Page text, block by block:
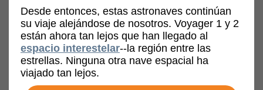
Desde entonces, estas astronaves continúan
su viaje alejándose de nosotros. Voyager 1 y 2
están ahora tan lejos que han llegado al
espacio interestelar--la región entre las
estrellas. Ninguna otra nave espacial ha
viajado tan lejos.